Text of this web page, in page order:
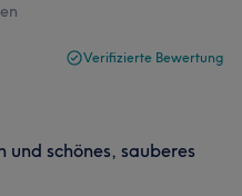
Verifizierte Bewertung
schönes, sauberes